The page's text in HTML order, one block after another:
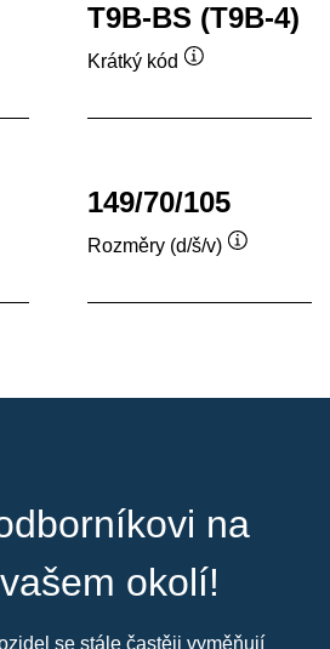
T9B-BS (T9B-4)
Krátký kód
149/70/105
Rozměry (d/š/v)
na
okolí!
se stále častěji vyměňují